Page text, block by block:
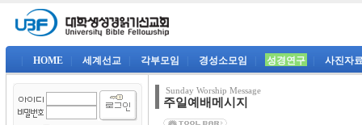
HOME 세계선교 각부모임 경성소모임 성경연구 사진자
Sunday Worship Message
주일예배메시지